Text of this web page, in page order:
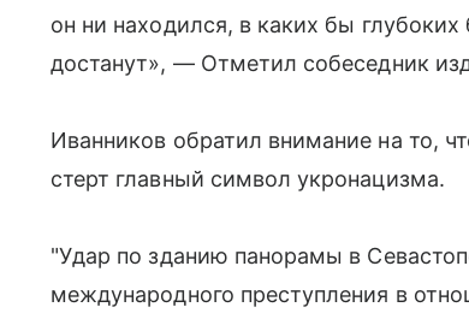
он ни находился, в каких бы
достанут», — Отметил собеседник
Иванников обратил внимание на то,
стерт главный символ укронацизма.
"Удар по зданию панорамы в
международного преступления в